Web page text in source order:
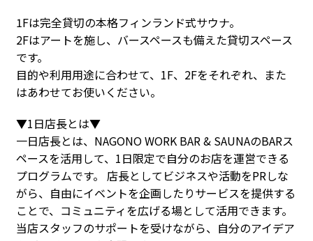
1Fは完全貸切の本格フィンランド式サウナ。
2Fはアートを施し、バースペースも備えた貸切スペース
です。
目的や利用用途に合わせて、1F、2Fをそれぞれ、また
はあわせてお使いください。
▼1日店長とは▼
一日店長とは、NAGONO WORK BAR & SAUNAのBARス
ペースを活用して、1日限定で自分のお店を運営できる
プログラムです。 店長としてビジネスや活動をPRしな
がら、自由にイベントを企画したりサービスを提供する
ことで、コミュニティを広げる場として活用できます。
当店スタッフのサポートを受けながら、自分のアイデア